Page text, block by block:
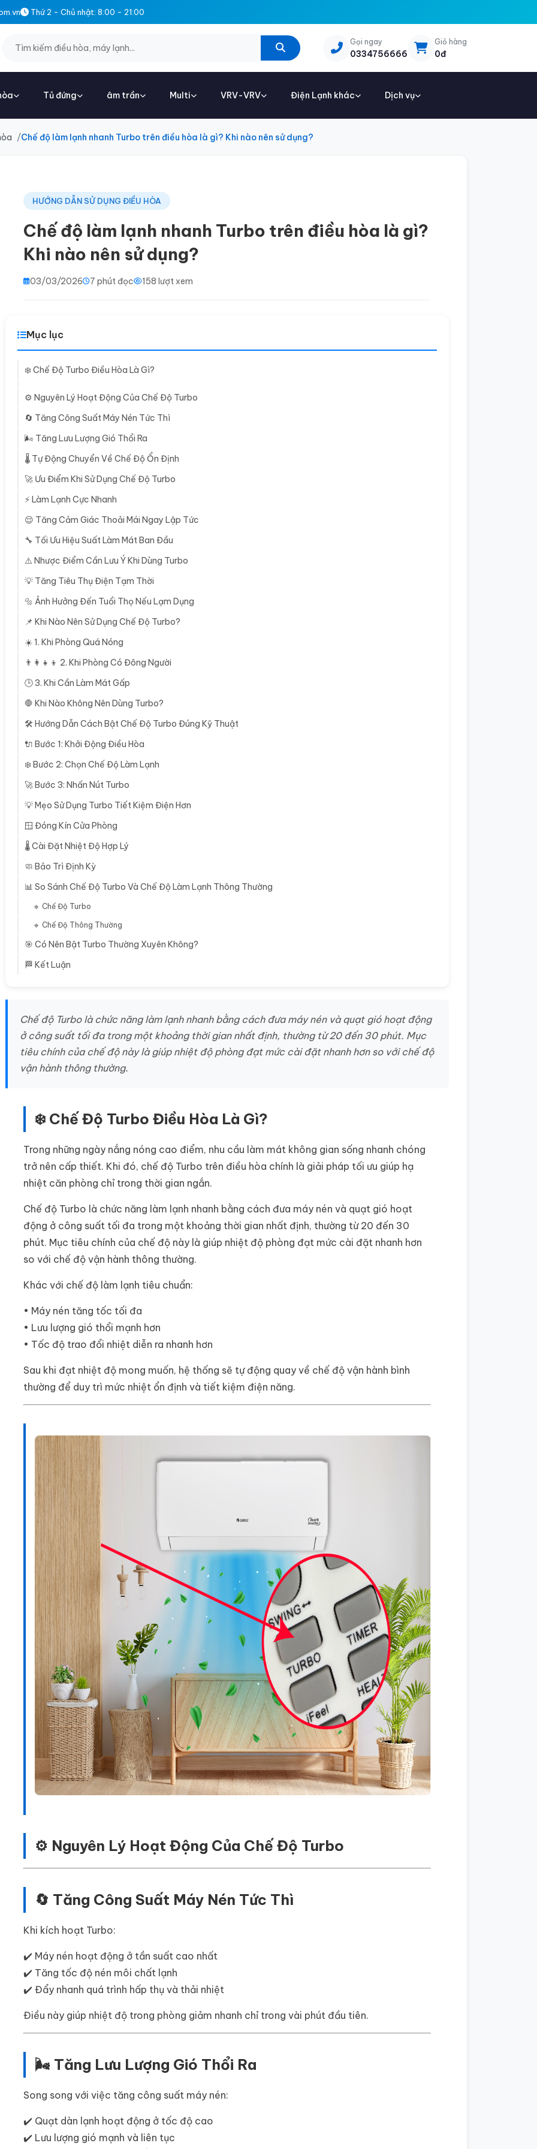
Thứ 2 - Chủ nhật: 8:00 - 21:00
Gọi ngay
0334756666
Giỏ hàng
0đ
Tủ đứng âm trần Multi VRV-VRV Điện Lạnh khác Dịch vụ
Chế độ làm lạnh nhanh Turbo trên điều hòa là gì? Khi nào nên sử dụng?
HƯỚNG DẪN SỬ DỤNG ĐIỀU HÒA
Chế độ làm lạnh nhanh Turbo trên điều hòa là gì?
Khi nào nên sử dụng?
03/03/2026 7 phút đọc 158 lượt xem
Mục lục
❄️ Chế Độ Turbo Điều Hòa Là Gì?
⚙️ Nguyên Lý Hoạt Động Của Chế Độ Turbo
🔄 Tăng Công Suất Máy Nén Tức Thì
🌬️ Tăng Lưu Lượng Gió Thổi Ra
🌡️ Tự Động Chuyển Về Chế Độ Ổn Định
🚀 Ưu Điểm Khi Sử Dụng Chế Độ Turbo
⚡ Làm Lạnh Cực Nhanh
😌 Tăng Cảm Giác Thoải Mái Ngay Lập Tức
🔧 Tối Ưu Hiệu Suất Làm Mát Ban Đầu
⚠️ Nhược Điểm Cần Lưu Ý Khi Dùng Turbo
💡 Tăng Tiêu Thụ Điện Tạm Thời
🔩 Ảnh Hưởng Đến Tuổi Thọ Nếu Lạm Dụng
📌 Khi Nào Nên Sử Dụng Chế Độ Turbo?
☀️ 1. Khi Phòng Quá Nóng
👨‍👩‍👧‍👦 2. Khi Phòng Có Đông Người
🕒 3. Khi Cần Làm Mát Gấp
🛑 Khi Nào Không Nên Dùng Turbo?
🛠️ Hướng Dẫn Cách Bật Chế Độ Turbo Đúng Kỹ Thuật
🔌 Bước 1: Khởi Động Điều Hòa
❄️ Bước 2: Chọn Chế Độ Làm Lạnh
🚀 Bước 3: Nhấn Nút Turbo
💡 Mẹo Sử Dụng Turbo Tiết Kiệm Điện Hơn
🪟 Đóng Kín Cửa Phòng
🌡️ Cài Đặt Nhiệt Độ Hợp Lý
🧼 Bảo Trì Định Kỳ
📊 So Sánh Chế Độ Turbo Và Chế Độ Làm Lạnh Thông Thường
🔹 Chế Độ Turbo
🔹 Chế Độ Thông Thường
🎯 Có Nên Bật Turbo Thường Xuyên Không?
🏁 Kết Luận
Chế độ Turbo là chức năng làm lạnh nhanh bằng cách đưa máy nén và quạt gió hoạt động
ở công suất tối đa trong một khoảng thời gian nhất định, thường từ 20 đến 30 phút. Mục
tiêu chính của chế độ này là giúp nhiệt độ phòng đạt mức cài đặt nhanh hơn so với chế độ
vận hành thông thường.
❄️ Chế Độ Turbo Điều Hòa Là Gì?
Trong những ngày nắng nóng cao điểm, nhu cầu làm mát không gian sống nhanh chóng
trở nên cấp thiết. Khi đó, chế độ Turbo trên điều hòa chính là giải pháp tối ưu giúp hạ
nhiệt căn phòng chỉ trong thời gian ngắn.
Chế độ Turbo là chức năng làm lạnh nhanh bằng cách đưa máy nén và quạt gió hoạt
động ở công suất tối đa trong một khoảng thời gian nhất định, thường từ 20 đến 30
phút. Mục tiêu chính của chế độ này là giúp nhiệt độ phòng đạt mức cài đặt nhanh hơn
so với chế độ vận hành thông thường.
Khác với chế độ làm lạnh tiêu chuẩn:
• Máy nén tăng tốc tối đa
• Lưu lượng gió thổi mạnh hơn
• Tốc độ trao đổi nhiệt diễn ra nhanh hơn
Sau khi đạt nhiệt độ mong muốn, hệ thống sẽ tự động quay về chế độ vận hành bình
thường để duy trì mức nhiệt ổn định và tiết kiệm điện năng.
⚙️ Nguyên Lý Hoạt Động Của Chế Độ Turbo
🔄 Tăng Công Suất Máy Nén Tức Thì
Khi kích hoạt Turbo:
✔️ Máy nén hoạt động ở tần suất cao nhất
✔️ Tăng tốc độ nén môi chất lạnh
✔️ Đẩy nhanh quá trình hấp thụ và thải nhiệt
Điều này giúp nhiệt độ trong phòng giảm nhanh chỉ trong vài phút đầu tiên.
🌬️ Tăng Lưu Lượng Gió Thổi Ra
Song song với việc tăng công suất máy nén:
✔️ Quạt dàn lạnh hoạt động ở tốc độ cao
✔️ Lưu lượng gió mạnh và liên tục